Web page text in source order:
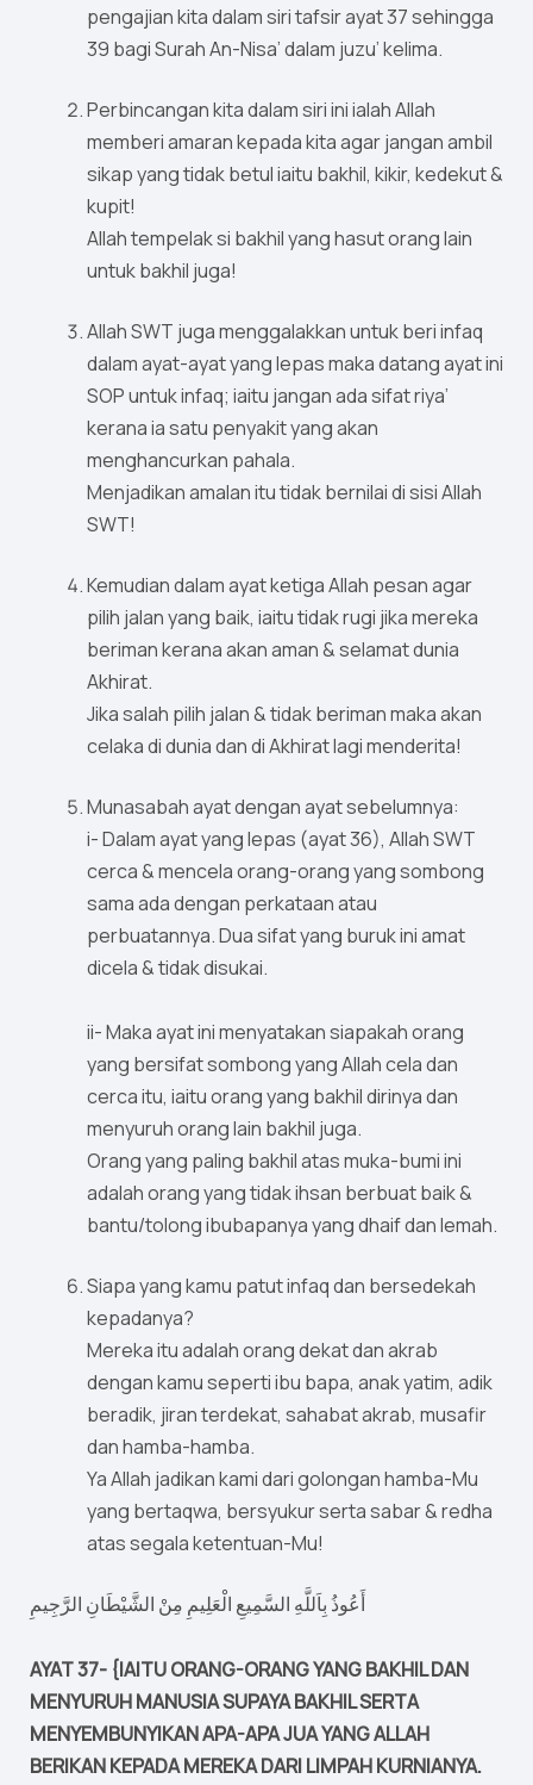
pengajian kita dalam siri tafsir ayat 37 sehingga
39 bagi Surah An-Nisa’ dalam juzu’ kelima.
Perbincangan kita dalam siri ini ialah Allah
memberi amaran kepada kita agar jangan ambil
sikap yang tidak betul iaitu bakhil, kikir, kedekut &
kupit!
Allah tempelak si bakhil yang hasut orang lain
untuk bakhil juga!
Allah SWT juga menggalakkan untuk beri infaq
dalam ayat-ayat yang lepas maka datang ayat ini
SOP untuk infaq; iaitu jangan ada sifat riya’
kerana ia satu penyakit yang akan
menghancurkan pahala.
Menjadikan amalan itu tidak bernilai di sisi Allah
SWT!
Kemudian dalam ayat ketiga Allah pesan agar
pilih jalan yang baik, iaitu tidak rugi jika mereka
beriman kerana akan aman & selamat dunia
Akhirat.
Jika salah pilih jalan & tidak beriman maka akan
celaka di dunia dan di Akhirat lagi menderita!
Munasabah ayat dengan ayat sebelumnya:
i- Dalam ayat yang lepas (ayat 36), Allah SWT
cerca & mencela orang-orang yang sombong
sama ada dengan perkataan atau
perbuatannya. Dua sifat yang buruk ini amat
dicela & tidak disukai.
ii- Maka ayat ini menyatakan siapakah orang
yang bersifat sombong yang Allah cela dan
cerca itu, iaitu orang yang bakhil dirinya dan
menyuruh orang lain bakhil juga.
Orang yang paling bakhil atas muka-bumi ini
adalah orang yang tidak ihsan berbuat baik &
bantu/tolong ibubapanya yang dhaif dan lemah.
Siapa yang kamu patut infaq dan bersedekah
kepadanya?
Mereka itu adalah orang dekat dan akrab
dengan kamu seperti ibu bapa, anak yatim, adik
beradik, jiran terdekat, sahabat akrab, musafir
dan hamba-hamba.
Ya Allah jadikan kami dari golongan hamba-Mu
yang bertaqwa, bersyukur serta sabar & redha
atas segala ketentuan-Mu!
أَعُوذُ بِاَللَّهِ السَّمِيعِ الْعَلِيمِ مِنْ الشَّيْطَانِ الرَّجِيمِ
AYAT 37- {IAITU ORANG-ORANG YANG BAKHIL DAN
MENYURUH MANUSIA SUPAYA BAKHIL SERTA
MENYEMBUNYIKAN APA-APA JUA YANG ALLAH
BERIKAN KEPADA MEREKA DARI LIMPAH KURNIANYA.